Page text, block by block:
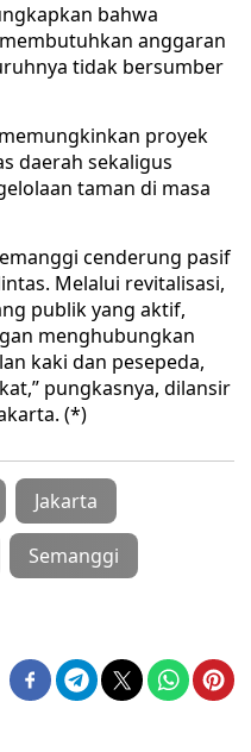
bahwa
anggaran
tidak bersumber
proyek
daerah sekaligus
taman di masa
cenderung pasif
Melalui revitalisasi,
publik yang aktif,
menghubungkan
kaki dan pesepeda,
pungkasnya, dilansir
(*)
Jakarta
Semanggi